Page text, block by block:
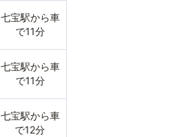
七宝駅から車
で11分
七宝駅から車
で11分
七宝駅から車
で12分